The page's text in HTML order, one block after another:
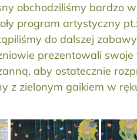
obchodziliśmy bardzo
program artystyczny
do dalszej
prezentowali
aby ostatecznie
z zielonym gaikiem w